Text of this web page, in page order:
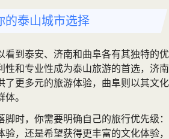
的泰山城市选择
看到泰安、济南和曲阜各有其独特的优
性和专业性成为泰山旅游的首选，济南
了更多元的旅游体验，曲阜则以其文化
。
时，你需要明确自己的旅行优先级：
，还是希望获得更丰富的文化体验，